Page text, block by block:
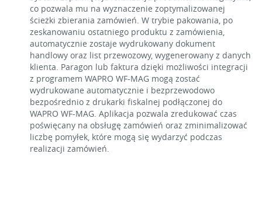
co pozwala mu na wyznaczenie zoptymalizowanej
ścieżki zbierania zamówień. W trybie pakowania, po
zeskanowaniu ostatniego produktu z zamówienia,
automatycznie zostaje wydrukowany dokument
handlowy oraz list przewozowy, wygenerowany z danych
klienta. Paragon lub faktura dzięki możliwości integracji
z programem WAPRO WF-MAG mogą zostać
wydrukowane automatycznie i bezprzewodowo
bezpośrednio z drukarki fiskalnej podłączonej do
WAPRO WF-MAG. Aplikacja pozwala zredukować czas
poświęcany na obsługę zamówień oraz zminimalizować
liczbę pomyłek, które mogą się wydarzyć podczas
realizacji zamówień.